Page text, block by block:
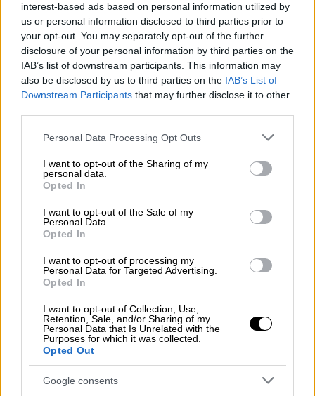
interest-based ads based on personal information utilized by
us or personal information disclosed to third parties prior to
your opt-out. You may separately opt-out of the further
disclosure of your personal information by third parties on the
IAB’s list of downstream participants. This information may
also be disclosed by us to third parties on the IAB’s List of
Downstream Participants that may further disclose it to other
Please note that this website/app uses one or more Google
not limited to your visit or usage behaviour. You may click to
grant or deny consent to Google and its third-party tags to
use your data for below specified purposes in below Google
consent section.
Personal Data Processing Opt Outs
I want to opt-out of the Sharing of my
personal data.
Opted In
I want to opt-out of the Sale of my
Personal Data.
Opted In
I want to opt-out of processing my
Personal Data for Targeted Advertising.
Opted In
I want to opt-out of Collection, Use,
Retention, Sale, and/or Sharing of my
Personal Data that Is Unrelated with the
Purposes for which it was collected.
Opted Out
Google consents
Με τους θανάτους αυτούς αυξάνεται σε
τουλάχιστον4.544 νεκρούς και 2.060
τραυματίεςο απολογισμός των θυμάτων
στην Αϊτή από την αρχή της χρονιάς,
σύμφωνα με τον ΟΗΕ, ο οποίος επισημαίνει
ωστόσο ότι ο πραγματικός αριθμός είναι
άνθρωποιείναι εσωτερικά εκτοπισμένοι στη
φτωχότερη χώρα του δυτικού ημισφαιρίου,
από τους οποίους οι μισοί είναι παιδιά.
Έρχονται ακόμη χειρότερα
«Η τελευταία έξαρση της βίας στην αϊτινή
πρωτεύουσα αναγγέλλεται πως έρχονται
ακόμη χειρότερα», προειδοποίησε ο κ.
Τουρκ. «Η βία των συμμοριών πρέπει να
τερματιστεί το γρηγορότερο.
πρέπει να βυθιστεί κι άλλο στο χάος»
συμπλήρωσε.